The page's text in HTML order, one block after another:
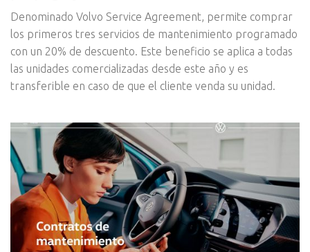
Denominado Volvo Service Agreement, permite comprar
los primeros tres servicios de mantenimiento programado
con un 20% de descuento. Este beneficio se aplica a todas
las unidades comercializadas desde este año y es
transferible en caso de que el cliente venda su unidad.